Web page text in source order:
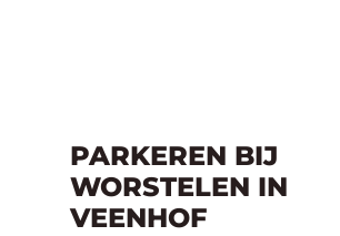
PARKEREN BIJ
WORSTELEN IN
VEENHOF